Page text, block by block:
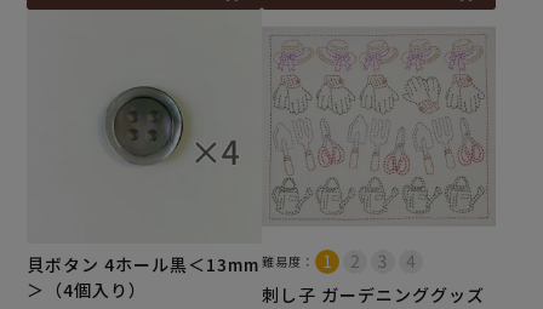
貝ボタン 4ホール黒＜13mm
＞（4個入り）
難易度：
刺し子 ガーデニンググッズ